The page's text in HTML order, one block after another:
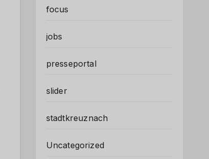
focus
jobs
presseportal
slider
stadtkreuznach
Uncategorized